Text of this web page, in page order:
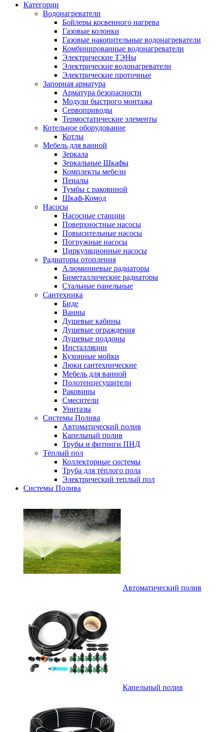
Категории
Водонагреватели
Бойлеры косвенного нагрева
Газовые колонки
Газовые накопительные водонагреватели
Комбинированные водонагреватели
Электрические ТЭНы
Электрические водонагреватели
Электрические проточные
Запорная арматура
Арматура безопасности
Модули быстрого монтажа
Сервоприводы
Термостатические элементы
Котельное оборудование
Котлы
Мебель для ванной
Зеркала
Зеркальные Шкафы
Комплекты мебели
Пеналы
Тумбы с раковиной
Шкаф-Комод
Насосы
Насосные станции
Поверхностные насосы
Повысительные насосы
Погружные насосы
Циркуляционные насосы
Радиаторы отопления
Алюминиевые радиаторы
Биметаллические радиаторы
Стальные панельные
Сантехника
Биде
Ванны
Душевые кабины
Душевые ограждения
Душевые поддоны
Инсталляции
Кухонные мойки
Люки сантехнические
Мебель для ванной
Полотенцесушители
Раковины
Смесители
Унитазы
Системы Полива
Автоматический полив
Капельный полив
Трубы и фитинги ПНД
Тёплый пол
Коллекторные системы
Труба для тёплого пола
Электрический теплый пол
Системы Полива
Автоматический полив
Капельный полив